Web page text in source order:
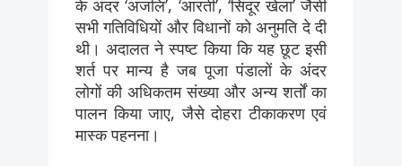
के अंदर ‘अंजलि’, ‘आरती’, ‘सिंदूर खेला’ जैसी
सभी गतिविधियों और विधानों को अनुमति दे दी
थी। अदालत ने स्पष्ट किया कि यह छूट इसी
शर्त पर मान्य है जब पूजा पंडालों के अंदर
लोगों की अधिकतम संख्या और अन्य शर्तों का
पालन किया जाए, जैसे दोहरा टीकाकरण एवं
मास्क पहनना।